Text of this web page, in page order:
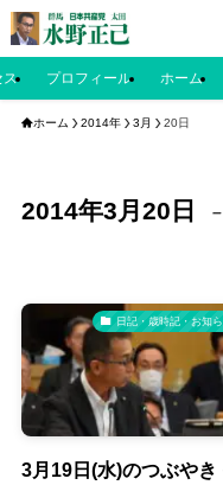
ス プロフィール ホーム
ホーム 2014年 3月 20日
2014年3月20日
日記・歳時記・お知
3月19日(水)のつぶやき